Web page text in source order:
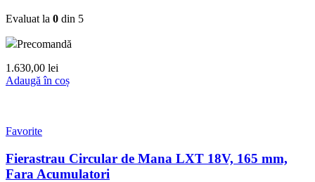
Evaluat la 0 din 5
Precomandă
1.630,00 lei
Adaugă în coș
Favorite
Fierastrau Circular de Mana LXT 18V, 165 mm,
Fara Acumulatori